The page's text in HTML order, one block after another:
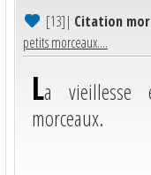
[13]| Citation
petits morceaux....
La
morceaux.